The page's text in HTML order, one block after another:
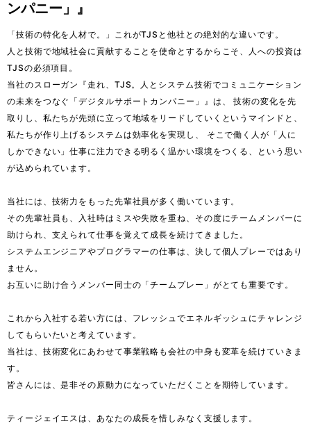
ンパニー」』
「技術の特化を人材で。」これがTJSと他社との絶対的な違いです。
人と技術で地域社会に貢献することを使命とするからこそ、人への投資は
TJSの必須項目。
当社のスローガン『走れ、TJS。人とシステム技術でコミュニケーション
の未来をつなぐ「デジタルサポートカンパニー」』は、 技術の変化を先
取りし、私たちが先頭に立って地域をリードしていくというマインドと、
私たちが作り上げるシステムは効率化を実現し、 そこで働く人が「人に
しかできない」仕事に注力できる明るく温かい環境をつくる、という思い
が込められています。
当社には、技術力をもった先輩社員が多く働いています。
その先輩社員も、入社時はミスや失敗を重ね、その度にチームメンバーに
助けられ、支えられて仕事を覚えて成長を続けてきました。
システムエンジニアやプログラマーの仕事は、決して個人プレーではあり
ません。
お互いに助け合うメンバー同士の「チームプレー」がとても重要です。
これから入社する若い方には、フレッシュでエネルギッシュにチャレンジ
してもらいたいと考えています。
当社は、技術変化にあわせて事業戦略も会社の中身も変革を続けていきま
す。
皆さんには、是非その原動力になっていただくことを期待しています。
ティージェイエスは、あなたの成長を惜しみなく支援します。